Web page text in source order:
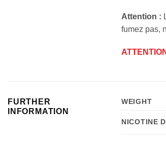
Attention :
fumez pas,
ATTENTION
FURTHER
INFORMATION
WEIGHT
NICOTINE